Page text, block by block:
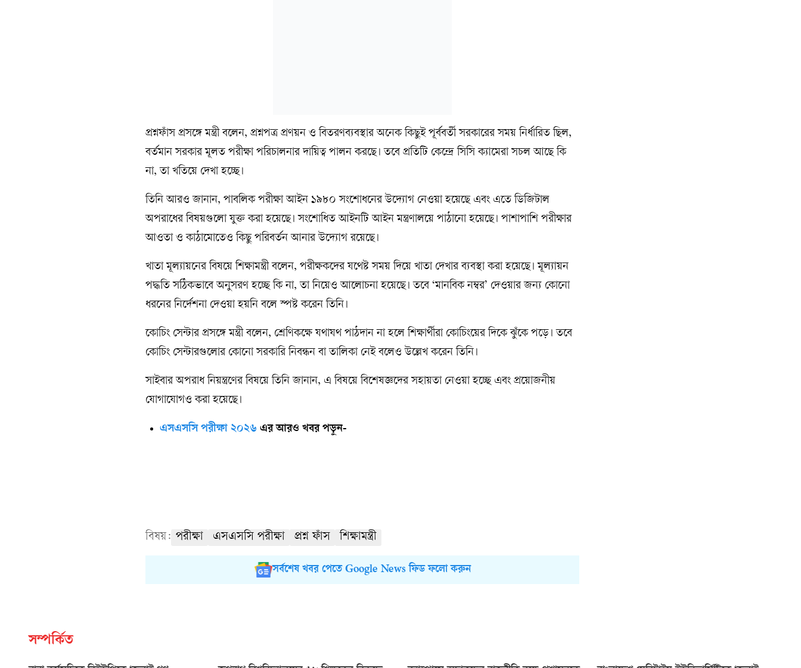
‎প্রশ্নফাঁস প্রসঙ্গে মন্ত্রী বলেন, প্রশ্নপত্র প্রণয়ন ও বিতরণব্যবস্থার অনেক কিছুই পূর্ববর্তী সরকারের সময় নির্ধারিত ছিল,
বর্তমান সরকার মূলত পরীক্ষা পরিচালনার দায়িত্ব পালন করছে। তবে প্রতিটি কেন্দ্রে সিসি ক্যামেরা সচল আছে কি
না, তা খতিয়ে দেখা হচ্ছে।
‎‎তিনি আরও জানান, পাবলিক পরীক্ষা আইন ১৯৮০ সংশোধনের উদ্যোগ নেওয়া হয়েছে এবং এতে ডিজিটাল
অপরাধের বিষয়গুলো যুক্ত করা হয়েছে। সংশোধিত আইনটি আইন মন্ত্রণালয়ে পাঠানো হয়েছে। পাশাপাশি পরীক্ষার
আওতা ও কাঠামোতেও কিছু পরিবর্তন আনার উদ্যোগ রয়েছে।
‎‎খাতা মূল্যায়নের বিষয়ে শিক্ষামন্ত্রী বলেন, পরীক্ষকদের যথেষ্ট সময় দিয়ে খাতা দেখার ব্যবস্থা করা হয়েছে। মূল্যায়ন
পদ্ধতি সঠিকভাবে অনুসরণ হচ্ছে কি না, তা নিয়েও আলোচনা হয়েছে। তবে ‘মানবিক নম্বর’ দেওয়ার জন্য কোনো
ধরনের নির্দেশনা দেওয়া হয়নি বলে স্পষ্ট করেন তিনি।‎
‎কোচিং সেন্টার প্রসঙ্গে মন্ত্রী বলেন, শ্রেণিকক্ষে যথাযথ পাঠদান না হলে শিক্ষার্থীরা কোচিংয়ের দিকে ঝুঁকে পড়ে। তবে
কোচিং সেন্টারগুলোর কোনো সরকারি নিবন্ধন বা তালিকা নেই বলেও উল্লেখ করেন তিনি।‎
‎সাইবার অপরাধ নিয়ন্ত্রণের বিষয়ে তিনি জানান, এ বিষয়ে বিশেষজ্ঞদের সহায়তা নেওয়া হচ্ছে এবং প্রয়োজনীয়
যোগাযোগও করা হয়েছে।
এসএসসি পরীক্ষা ২০২৬ এর আরও খবর পড়ুন-
বিষয়: পরীক্ষা এসএসসি পরীক্ষা প্রশ্ন ফাঁস শিক্ষামন্ত্রী
সর্বশেষ খবর পেতে Google News ফিড ফলো করুন
সম্পর্কিত